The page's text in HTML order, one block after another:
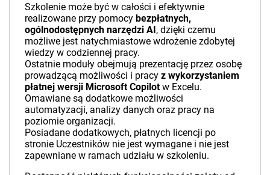
Szkolenie może być w całości i efektywnie
realizowane przy pomocy bezpłatnych,
ogólnodostępnych narzędzi AI, dzięki czemu
możliwe jest natychmiastowe wdrożenie zdobytej
wiedzy w codziennej pracy.
Ostatnie moduły obejmują prezentację przez osobę
prowadzącą możliwości i pracy z wykorzystaniem
płatnej wersji Microsoft Copilotw Excelu.
Omawiane są dodatkowe możliwości
automatyzacji, analizy danych oraz pracy na
poziomie organizacji.
Posiadane dodatkowych, płatnych licencji po
stronie Uczestników nie jest wymagane i nie jest
zapewniane w ramach udziału w szkoleniu.